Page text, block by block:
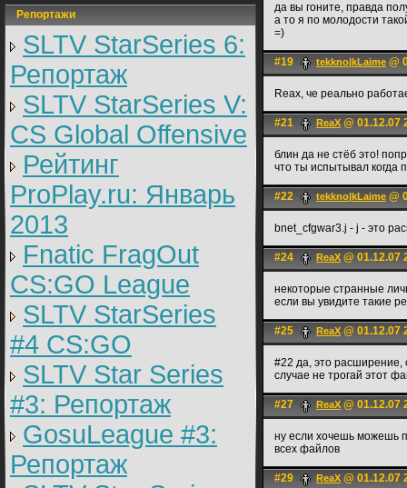
Репортажи
SLTV StarSeries 6:
Репортаж
SLTV StarSeries V:
CS Global Offensive
Рейтинг
ProPlay.ru: Январь
2013
Fnatic FragOut
CS:GO League
SLTV StarSeries
#4 CS:GO
SLTV Star Series
#3: Репортаж
GosuLeague #3:
Репортаж
да вы гоните, правда
а то я по молодости
=)
#19 tekkno|kLaime @
Reax, че реально
#21 ReaX @ 01.12.07
блин да не стёб это!
что ты испытывал когда
#22 tekkno|kLaime @
bnet_cfgwar3.j - j - это
#24 ReaX @ 01.12.07
некоторые странные
если вы увидите такие
#25 ReaX @ 01.12.07
#22 да, это расширение,
случае не трогай этот
#27 ReaX @ 01.12.07
ну если хочешь можешь
всех файлов
#29 ReaX @ 01.12.07